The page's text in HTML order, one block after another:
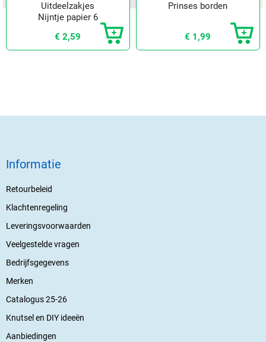
Uitdeelzakjes
Nijntje papier 6
€ 2,59
Prinses borden
€ 1,99
Informatie
Retourbeleid
Klachtenregeling
Leveringsvoorwaarden
Veelgestelde vragen
Bedrijfsgegevens
Merken
Catalogus 25-26
Knutsel en DIY ideeën
Aanbiedingen